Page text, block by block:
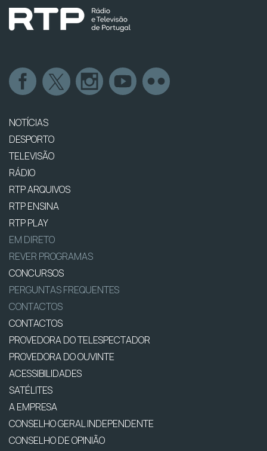
NOTÍCIAS
DESPORTO
TELEVISÃO
RÁDIO
RTP ARQUIVOS
RTP ENSINA
RTP PLAY
EM DIRETO
REVER PROGRAMAS
CONCURSOS
PERGUNTAS FREQUENTES
CONTACTOS
CONTACTOS
PROVEDORA DO TELESPECTADOR
PROVEDORA DO OUVINTE
ACESSIBILIDADES
SATÉLITES
A EMPRESA
CONSELHO GERAL INDEPENDENTE
CONSELHO DE OPINIÃO